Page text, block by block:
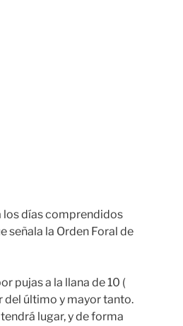
los días comprendidos
señala la Orden Foral de
pujas a la llana de 10 (
del último y mayor tanto.
lugar, y de forma